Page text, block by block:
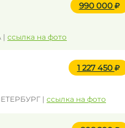
990 000
| ссылка на фото
1 227 450
| ссылка на фото